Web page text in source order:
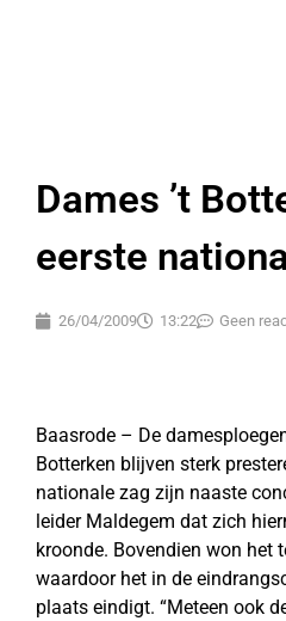
Dames ’t
eerste
26/04/2009 13:22 Geen
Baasrode – De
Botterken blijven sterk
nationale zag zijn naaste
leider Maldegem dat zich
kroonde. Bovendien won het
waardoor het in de
plaats eindigt. “Meteen ook